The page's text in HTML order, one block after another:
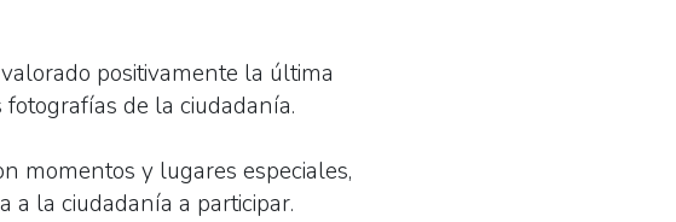
positivamente la última
de la ciudadanía.
momentos y lugares especiales,
a la ciudadanía a participar.